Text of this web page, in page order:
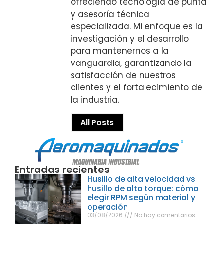
y asesoría técnica
especializada. Mi enfoque es la
investigación y el desarrollo
para mantenernos a la
vanguardia, garantizando la
satisfacción de nuestros
clientes y el fortalecimiento de
la industria.
All Posts
Entradas recientes
Husillo de alta velocidad vs
husillo de alto torque: cómo
elegir RPM según material y
operación
03/08/2026 No hay comentarios